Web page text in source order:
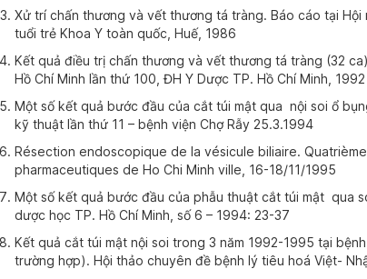
Xử trí chấn thương và vết thương tá tràng. Báo cáo tại Hội
tuổi trẻ Khoa Y toàn quốc, Huế, 1986
Kết quả điều trị chấn thương và vết thương tá tràng (32
Hồ Chí Minh lần thứ 100, ĐH Y Dược TP. Hồ Chí Minh, 1992
Một số kết quả bước đầu của cắt túi mật qua nội soi ổ
kỹ thuật lần thứ 11 – bệnh viện Chợ Rẫy 25.3.1994
Résection endoscopique de la vésicule biliaire.
pharmaceutiques de Ho Chi Minh ville, 16-18/11/1995
Một số kết quả bước đầu của phẫu thuật cắt túi mật qua
dược học TP. Hồ Chí Minh, số 6 – 1994: 23-37
Kết quả cắt túi mật nội soi trong 3 năm 1992-1995 tại
trường hợp). Hội thảo chuyên đề bệnh lý tiêu hoá Việt-